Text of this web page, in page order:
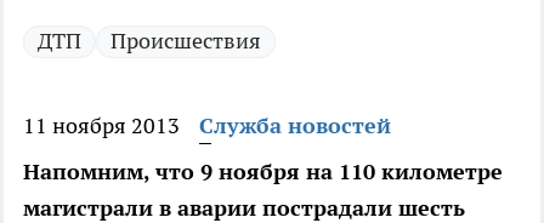
ДТП Происшествия
11 ноября 2013
Служба новостей
Напомним, что 9 ноября на 110 километре
магистрали в аварии пострадали шесть